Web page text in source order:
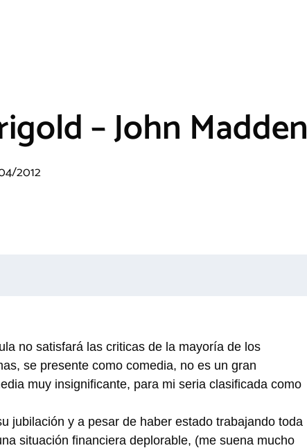
– John Madden
2012
no satisfará las criticas de la mayoría de los
se presente como comedia, no es un gran
muy insignificante, para mi seria clasificada como
jubilación y a pesar de haber estado trabajando toda
situación financiera deplorable, (me suena mucho